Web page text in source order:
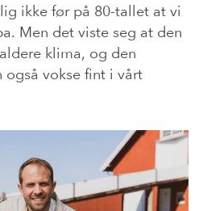
ikke før på 80-tallet at vi
Men det viste seg at den
klima, og den
også vokse fint i vårt